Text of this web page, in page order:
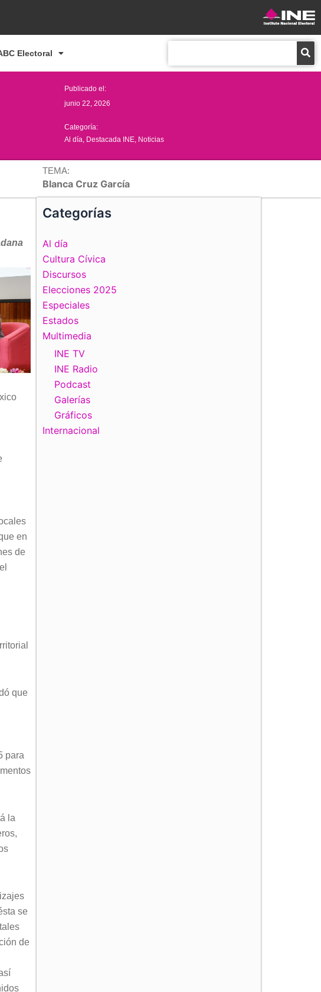
Electoral
Publicado el:
junio 22, 2026
Categoría:
Al día Destacada INE Noticias
TEMA:
Blanca Cruz García
en
de
que
para
la
se
de
Categorías
Al día
Cultura Cívica
Discursos
Elecciones 2025
Especiales
Estados
Multimedia
INE TV
INE Radio
Podcast
Galerías
Gráficos
Internacional